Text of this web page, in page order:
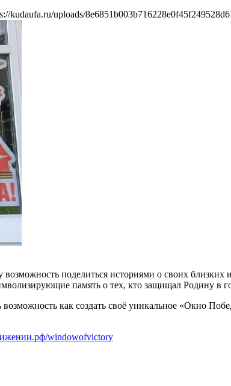
kudaufa.ru/uploads/
поделиться историями о своих близких
память о тех, кто защищал Родину в
как создать своё уникальное «Окно
windowofvictory